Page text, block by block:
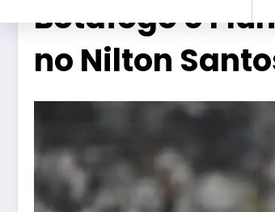
Botafogo e
no Nilton